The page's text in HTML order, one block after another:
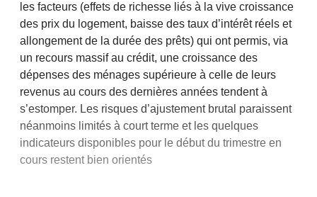
les facteurs (effets de richesse liés à la vive croissance
des prix du logement, baisse des taux d’intérêt réels et
allongement de la durée des prêts) qui ont permis, via
un recours massif au crédit, une croissance des
dépenses des ménages supérieure à celle de leurs
revenus au cours des dernières années tendent à
s’estomper. Les risques d’ajustement brutal paraissent
néanmoins limités à court terme et les quelques
indicateurs disponibles pour le début du trimestre en
cours restent bien orientés